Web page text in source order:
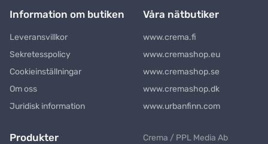
Information om butiken
Leveransvillkor
Sekretesspolicy
Cookieinställningar
Om oss
Juridisk information
Våra nätbutiker
www.crema.fi
www.cremashop.eu
www.cremashop.se
www.cremashop.dk
www.urbanfinn.com
Produkter
Crema / PPL Media Ab